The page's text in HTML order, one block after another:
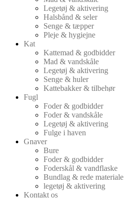
Legetøj & aktivering
Halsbånd & seler
Senge & tæpper
Pleje & hygiejne
Kat
Kattemad & godbidder
Mad & vandskåle
Legetøj & aktivering
Senge & huler
Kattebakker & tilbehør
Fugl
Foder & godbidder
Foder & vandskåle
Legetøj & aktivering
Fulge i haven
Gnaver
Bure
Foder & godbidder
Foderskål & vandflaske
Bundlag & rede materiale
legetøj & aktivering
Kontakt os